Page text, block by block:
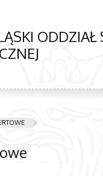
ODDZIAŁ